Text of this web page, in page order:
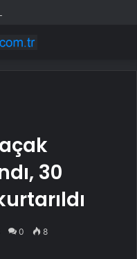
söyledi
30
0 8